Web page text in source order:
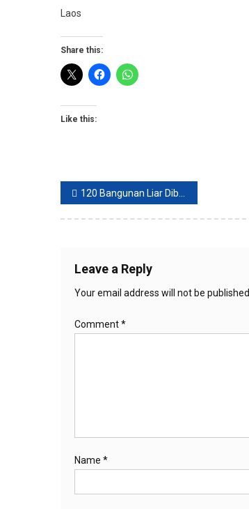
Laos
Share this:
Like this:
Post
navigation
120 Bangunan Liar Dibongkar PT KAI di kawasan Gunung Antang Matraman
Leave a Reply
Your email address will not be published.
Comment*
Name *